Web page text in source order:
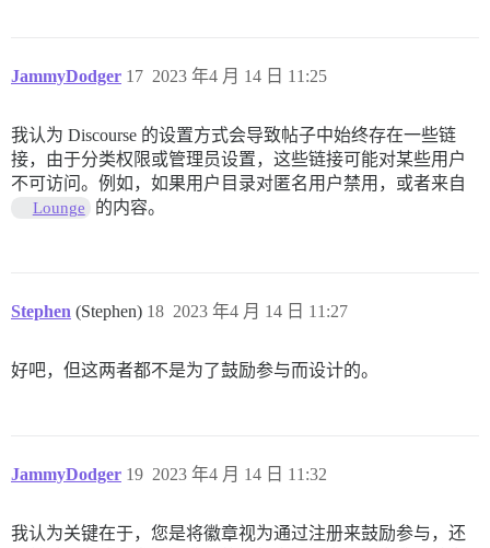
JammyDodger 2023 年4 月 14 日 11:25
17
我认为 Discourse 的设置方式会导致帖子中始终存在一些链
接，由于分类权限或管理员设置，这些链接可能对某些用户
不可访问。例如，如果用户目录对匿名用户禁用，或者来自
Lounge 的内容。
Stephen (Stephen) 2023 年4 月 14 日 11:27
18
好吧，但这两者都不是为了鼓励参与而设计的。
JammyDodger 2023 年4 月 14 日 11:32
19
我认为关键在于，您是将徽章视为通过注册来鼓励参与，还